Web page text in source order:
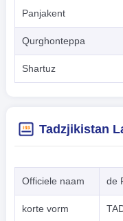
Panjakent
Qurghonteppa
Shartuz
Tadzjikistan
Officiele naam de
korte vorm